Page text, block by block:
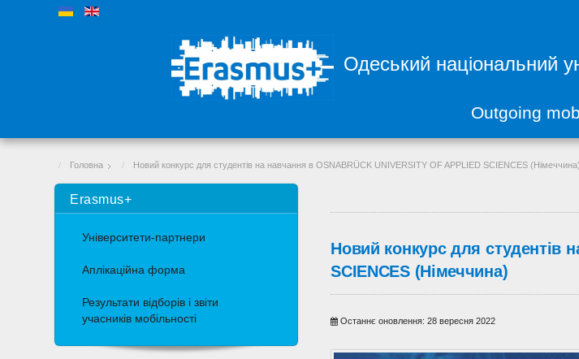
Одеський національний
Outgoing
Головна Новий конкурс для студентів на навчання в OSNABRÜCK UNIVERSITY OF APPLIED SCIENCES (Німеччина)
Erasmus+
Університети-партнери
Аплікаційна форма
Результати відборів і звіти
учасників мобільності
Новий конкурс для студентів
SCIENCES (Німеччина)
Останнє оновлення: 28 вересня 2022